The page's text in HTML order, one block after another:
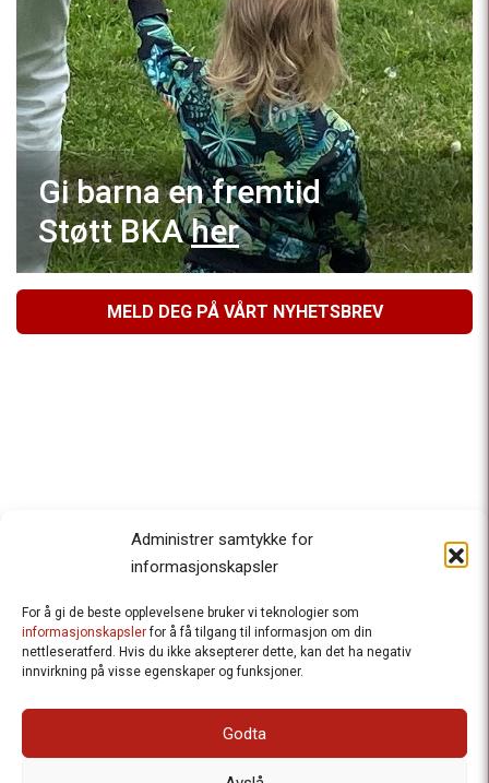
Administrer samtykke for
informasjonskapsler
For å gi de beste opplevelsene bruker vi teknologier som
informasjonskapslerfor å få tilgang til informasjon om din
nettleseratferd. Hvis du ikke aksepterer dette, kan det ha negativ
innvirkning på visse egenskaper og funksjoner.
Godta
Gi barna en fremtid
Støtt BKAher
MELD DEG PÅ VÅRT NYHETSBREV
Besteforeldrenes klimaaksjon
Ansvarlig redaktør
: Halfdan Wiik |
: Postboks 1231 Vika, 0110 Oslo.